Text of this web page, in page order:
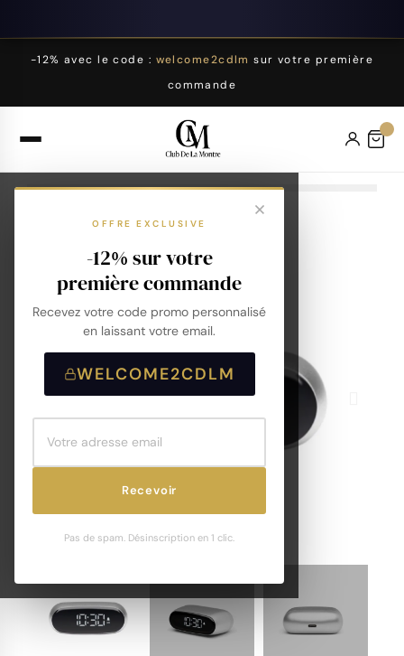
-12% avec le code : welcome2cdlm sur votre première
commande
OFFRE EXCLUSIVE
-12% sur votre
première commande
Recevez votre code promo personnalisé
en laissant votre email.
WELCOME2CDLM
Recevoir
Pas de spam. Désinscription en 1 clic.